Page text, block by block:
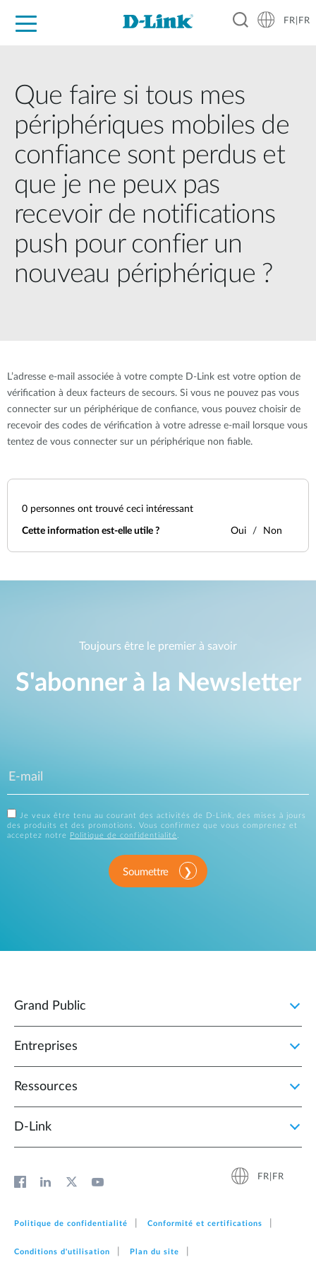
FR|FR
Que faire si tous mes
périphériques mobiles de
confiance sont perdus et
que je ne peux pas
recevoir de notifications
push pour confier un
nouveau périphérique ?
L’adresse e-mail associée à votre compte D-Link est votre option de
vérification à deux facteurs de secours. Si vous ne pouvez pas vous
connecter sur un périphérique de confiance, vous pouvez choisir de
recevoir des codes de vérification à votre adresse e-mail lorsque vous
tentez de vous connecter sur un périphérique non fiable.
0 personnes ont trouvé ceci intéressant
Cette information est-elle utile ? Oui Non
Toujours être le premier à savoir
S'abonner à la Newsletter
Je veux être tenu au courant des activités de D-Link, des mises à jours
des produits et des promotions. Vous confirmez que vous comprenez et
acceptez notre
Politique de confidentialité.
Soumettre
Grand Public
Entreprises
Ressources
D‑Link
FR|FR
Politique de confidentialité Conformité et certifications
Conditions d'utilisation Plan du site